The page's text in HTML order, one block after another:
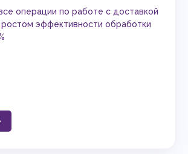
операции по работе с доставкой
ростом эффективности обработки